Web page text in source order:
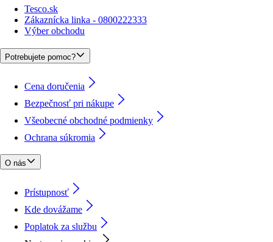
Tesco.sk
Zákaznícka linka - 0800222333
Výber obchodu
Potrebujete pomoc?
Cena doručenia
Bezpečnosť pri nákupe
Všeobecné obchodné podmienky
Ochrana súkromia
O nás
Prístupnosť
Kde dovážame
Poplatok za službu